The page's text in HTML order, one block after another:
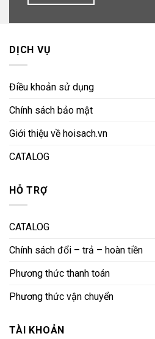
DỊCH VỤ
Điều khoản sử dụng
Chính sách bảo mật
Giới thiệu về hoisach.vn
CATALOG
HỖ TRỢ
CATALOG
Chính sách đổi – trả – hoàn tiền
Phương thức thanh toán
Phương thức vận chuyển
TÀI KHOẢN